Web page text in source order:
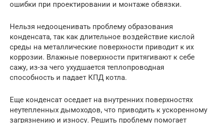
ошибки при проектировании и монтаже обвязки.
Нельзя недооценивать проблему образования
конденсата, так как длительное воздействие кислой
среды на металлические поверхности приводит к их
коррозии. Влажные поверхности притягивают к себе
сажу, из-за чего ухудшается теплопроводная
способность и падает КПД котла.
Еще конденсат оседает на внутренних поверхностях
неутепленных дымоходов, что приводить к ускоренному
загрязнению и износу. Решить проблему помогает